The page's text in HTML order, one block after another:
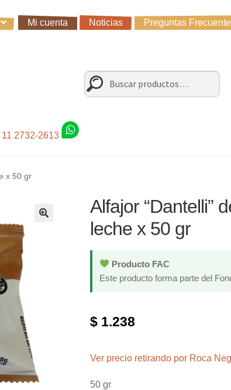
Mi cuenta Noticias Preguntas
Sugerencias y consultas Cómo
Buscar
por:
Buscar
11 2732-2613
x 50 gr
Alfajor “Dantelli”
leche x 50 gr
Producto FAC
Este producto forma parte del
$1.238
Ver precio retirando por Roca
50 gr